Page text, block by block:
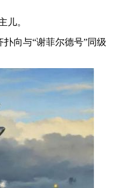
儿。
向与“谢菲尔德号”同级